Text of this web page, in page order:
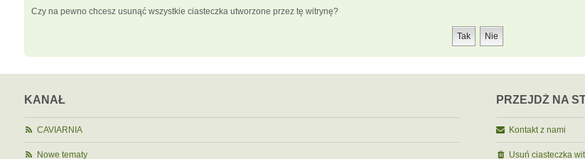
Czy na pewno chcesz usunąć wszystkie ciasteczka utworzone przez tę witrynę?
KANAŁ
CAVIARNIA
Nowe tematy
PRZEJDŹ NA
Kontakt z nami
Usuń ciasteczka